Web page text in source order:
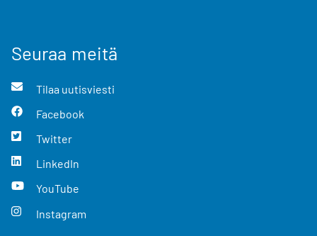
Seuraa meitä
Tilaa uutisviesti
Facebook
Twitter
LinkedIn
YouTube
Instagram